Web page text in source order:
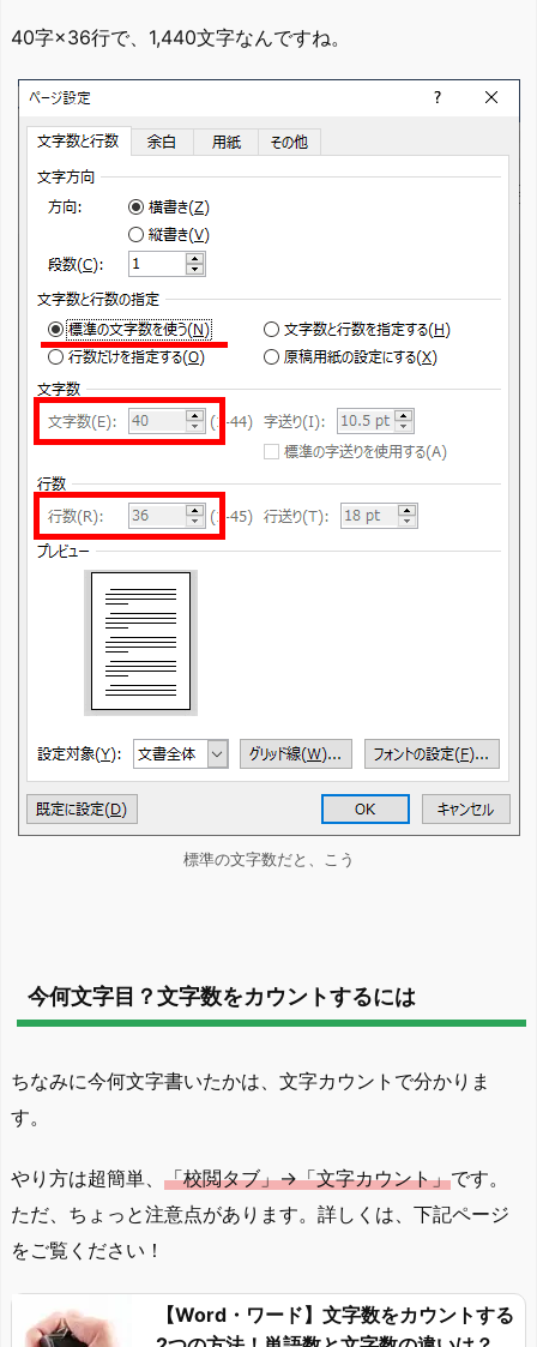
40字×36行で、1,440文字なんですね。
標準の文字数だと、こう
今何文字目？文字数をカウントするには
ちなみに今何文字書いたかは、文字カウントで分かりま
す。
やり方は超簡単、 「校閲タブ」→「文字カウント」です。
ただ、ちょっと注意点があります。詳しくは、下記ページ
をご覧ください！
【Word・ワード】文字数をカウントする